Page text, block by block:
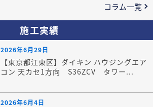
コラム一覧
施工実績
2026年6月29日
【東京都江東区】ダイキン ハウジングエア
コン 天カセ1方向 S36ZCV タワー...
2026年6月4日